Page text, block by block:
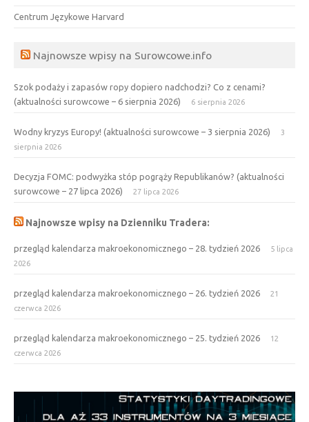
Centrum Językowe Harvard
Najnowsze wpisy na Surowcowe.info
Szok podaży i zapasów ropy dopiero nadchodzi? Co z cenami?
(aktualności surowcowe – 6 sierpnia 2026)
6 sierpnia 2026
Wodny kryzys Europy! (aktualności surowcowe – 3 sierpnia 2026)
3
sierpnia 2026
Decyzja FOMC: podwyżka stóp pogrąży Republikanów? (aktualności
surowcowe – 27 lipca 2026)
27 lipca 2026
Najnowsze wpisy na Dzienniku Tradera:
przegląd kalendarza makroekonomicznego – 28. tydzień 2026
5 lipca
2026
przegląd kalendarza makroekonomicznego – 26. tydzień 2026
21
czerwca 2026
przegląd kalendarza makroekonomicznego – 25. tydzień 2026
12
czerwca 2026